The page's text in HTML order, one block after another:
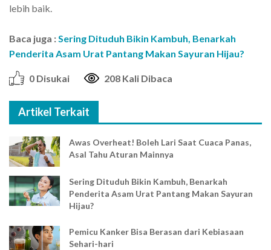
lebih baik.
Baca juga :Sering Dituduh Bikin Kambuh, Benarkah
Penderita Asam Urat Pantang Makan Sayuran Hijau?
0 Disukai 208 Kali Dibaca
Artikel Terkait
Awas Overheat! Boleh Lari Saat Cuaca Panas,
Asal Tahu Aturan Mainnya
Sering Dituduh Bikin Kambuh, Benarkah
Penderita Asam Urat Pantang Makan Sayuran
Hijau?
Pemicu Kanker Bisa Berasan dari Kebiasaan
Sehari-hari